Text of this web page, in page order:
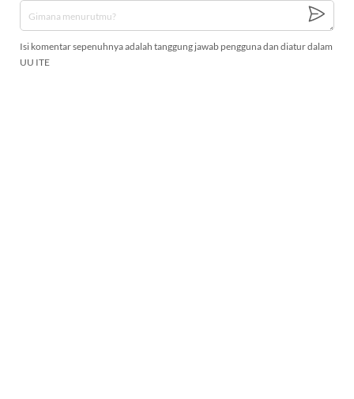
Isi komentar sepenuhnya adalah tanggung jawab pengguna dan diatur dalam
UU ITE